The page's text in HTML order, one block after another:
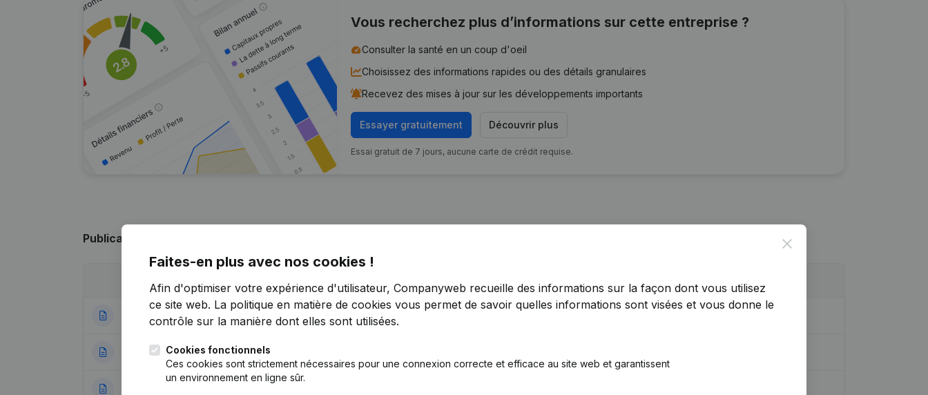
Vous recherchez plus d’informations sur cette entreprise ?
Consulter la santé en un coup d'oeil
Choisissez des informations rapides ou des détails granulaires
Recevez des mises à jour sur les développements importants
Essayer gratuitement Découvrir plus
Essai gratuit de 7 jours, aucune carte de crédit requise.
Publications
11-01-2024 Modification(s) Statuts (NL)
13-03-2017 Demissions - Nominations
Close
Faites-en plus avec nos cookies !
Afin d'optimiser votre expérience d'utilisateur, Companyweb recueille des informations sur la façon dont vous utilisez
ce site web. La politique en matière de cookies vous permet de savoir quelles informations sont visées et vous donne le
contrôle sur la manière dont elles sont utilisées.
Cookies fonctionnels
Ces cookies sont strictement nécessaires pour une connexion correcte et efficace au site web et garantissent
un environnement en ligne sûr.